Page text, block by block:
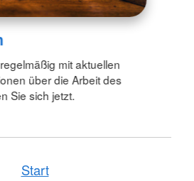
mit aktuellen
über die Arbeit des
Sie sich jetzt.
Start